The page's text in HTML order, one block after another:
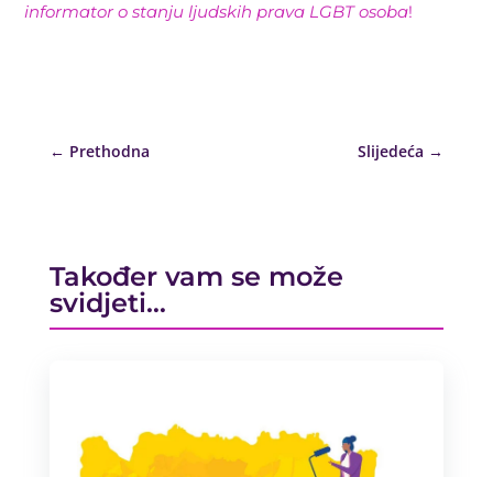
informator o stanju ljudskih prava LGBT osoba!
← Prethodna Slijedeća →
Također vam se može
svidjeti…